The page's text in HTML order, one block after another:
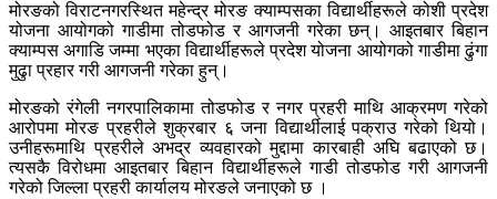
मोरङको विराटनगरस्थित महेन्द्र मोरङ क्याम्पसका विद्यार्थीहरूले कोशी प्रदेश
योजना आयोगको गाडीमा तोडफोड र आगजनी गरेका छन्। आइतबार बिहान
क्याम्पस अगाडि जम्मा भएका विद्यार्थीहरूले प्रदेश योजना आयोगको गाडीमा ढुंगा
मुढुा प्रहार गरी आगजनी गरेका हुन्।
मोरङको रंगेली नगरपालिकामा तोडफोड र नगर प्रहरी माथि आक्रमण गरेको
आरोपमा मोरङ प्रहरीले शुक्रबार ६ जना विद्यार्थीलाई पक्राउ गरेको थियो।
उनीहरूमाथि प्रहरीले अभद्र व्यवहारको मुद्दामा कारबाही अघि बढाएको छ।
त्यसकै विरोधमा आइतबार बिहान विद्यार्थीहरूले गाडी तोडफोड गरी आगजनी
गरेको जिल्ला प्रहरी कार्यालय मोरङले जनाएको छ ।